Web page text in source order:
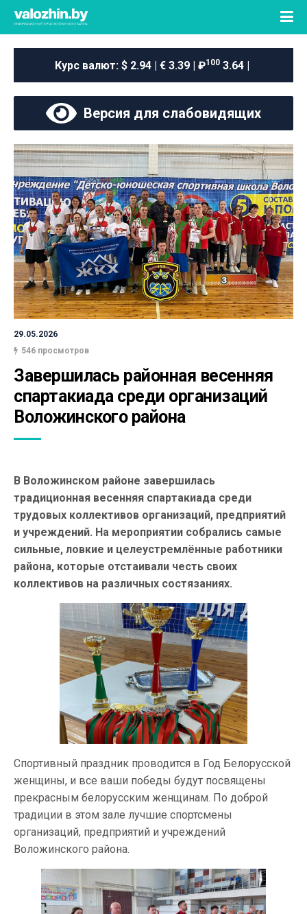
Курс валют: $ 2.94 | € 3.39 | ₽100 3.64 |
Версия для слабовидящих
29.05.2026
546 просмотров
Завершилась районная весенняя
спартакиада среди организаций
Воложинского района
В Воложинском районе завершилась
традиционная весенняя спартакиада среди
трудовых коллективов организаций, предприятий
и учреждений. На мероприятии собрались самые
сильные, ловкие и целеустремлённые работники
района, которые отстаивали честь своих
коллективов на различных состязаниях.
Спортивный праздник проводится в Год Белорусской
женщины, и все ваши победы будут посвящены
прекрасным белорусским женщинам. По доброй
традиции в этом зале лучшие спортсмены
организаций, предприятий и учреждений
Воложинского района.